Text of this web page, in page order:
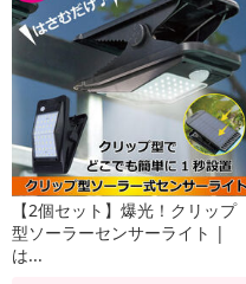
【2個セット】爆光！クリップ
型ソーラーセンサーライト |
は...